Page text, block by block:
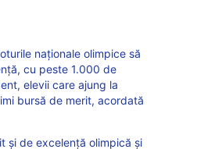
naționale olimpice să
cu peste 1.000 de
elevii care ajung la
bursă de merit, acordată
și de excelență olimpică și